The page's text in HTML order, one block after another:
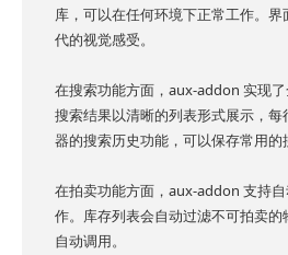
库，可以在任何环境下正常工作。
代的视觉感受。
在搜索功能方面，aux-addon 实现
搜索结果以清晰的列表形式展示，
器的搜索历史功能，可以保存常用的
在拍卖功能方面，aux-addon 支持
作。库存列表会自动过滤不可拍卖
自动调用。